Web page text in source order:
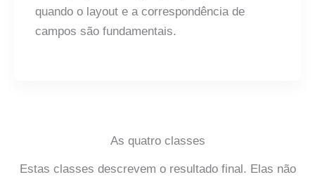
quando o layout e a correspondência de
campos são fundamentais.
As quatro classes
Estas classes descrevem o resultado final. Elas não